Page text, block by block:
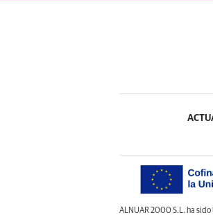
ALNUAR 2000 S.L. ha